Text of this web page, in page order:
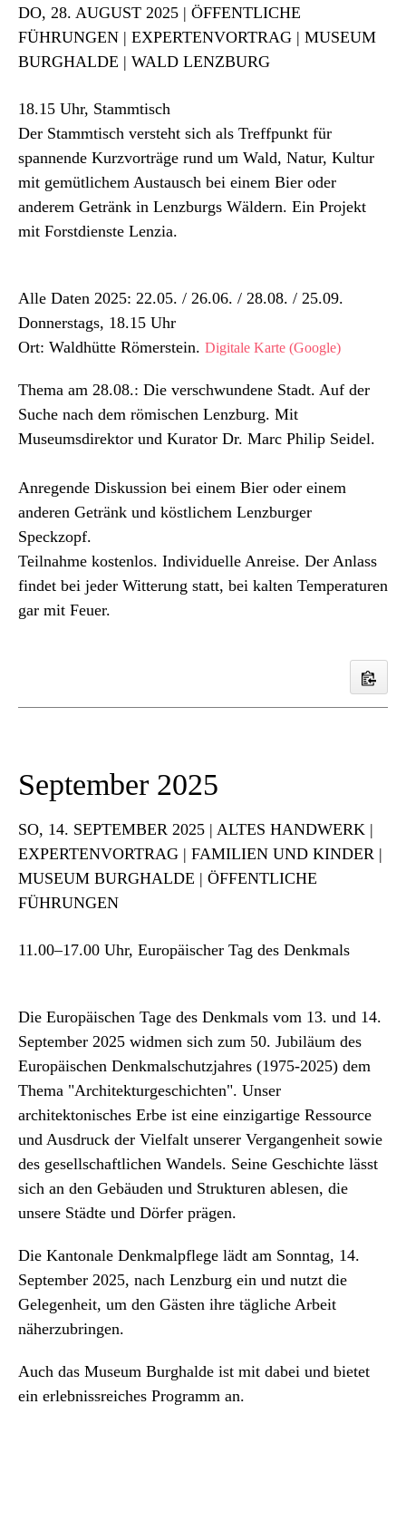
DO, 28. AUGUST 2025 | ÖFFENTLICHE
FÜHRUNGEN | EXPERTENVORTRAG | MUSEUM
BURGHALDE | WALD LENZBURG
18.15 Uhr, Stammtisch
Der Stammtisch versteht sich als Treffpunkt für
spannende Kurzvorträge rund um Wald, Natur, Kultur
mit gemütlichem Austausch bei einem Bier oder
anderem Getränk in Lenzburgs Wäldern. Ein Projekt
mit Forstdienste Lenzia.
Alle Daten 2025: 22.05. / 26.06. / 28.08. / 25.09.
Donnerstags, 18.15 Uhr
Ort: Waldhütte Römerstein. Digitale Karte (Google)
Thema am 28.08.: Die verschwundene Stadt. Auf der
Suche nach dem römischen Lenzburg. Mit
Museumsdirektor und Kurator Dr. Marc Philip Seidel.
Anregende Diskussion bei einem Bier oder einem
anderen Getränk und köstlichem Lenzburger
Speckzopf.
Teilnahme kostenlos. Individuelle Anreise. Der Anlass
findet bei jeder Witterung statt, bei kalten Temperaturen
gar mit Feuer.
September 2025
SO, 14. SEPTEMBER 2025 | ALTES HANDWERK |
EXPERTENVORTRAG | FAMILIEN UND KINDER |
MUSEUM BURGHALDE | ÖFFENTLICHE
FÜHRUNGEN
11.00–17.00 Uhr, Europäischer Tag des Denkmals
Die Europäischen Tage des Denkmals vom 13. und 14.
September 2025 widmen sich zum 50. Jubiläum des
Europäischen Denkmalschutzjahres (1975-2025) dem
Thema "Architekturgeschichten". Unser
architektonisches Erbe ist eine einzigartige Ressource
und Ausdruck der Vielfalt unserer Vergangenheit sowie
des gesellschaftlichen Wandels. Seine Geschichte lässt
sich an den Gebäuden und Strukturen ablesen, die
unsere Städte und Dörfer prägen.
Die Kantonale Denkmalpflege lädt am Sonntag, 14.
September 2025, nach Lenzburg ein und nutzt die
Gelegenheit, um den Gästen ihre tägliche Arbeit
näherzubringen.
Auch das Museum Burghalde ist mit dabei und bietet
ein erlebnissreiches Programm an.